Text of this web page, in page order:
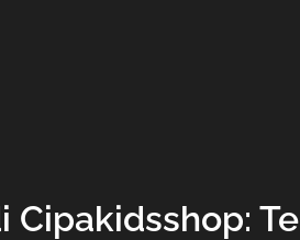
Cipakidsshop: